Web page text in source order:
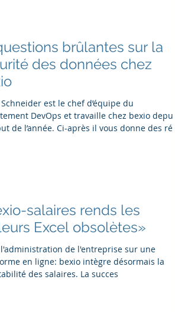
brûlantes sur la
des données chez
est le chef d’équipe du
DevOps et travaille chez bexio depuis
de l’année. Ci-après il vous donne des ré
salaires rends les
Excel obsolètes»
de l'entreprise sur une
en ligne: bexio intègre désormais la
comptabilité des salaires. La succes